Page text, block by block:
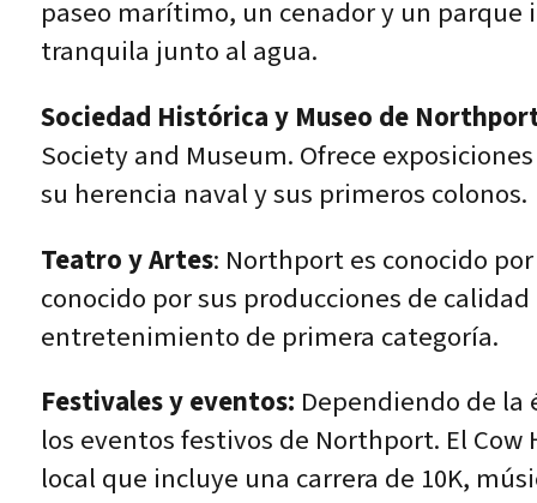
paseo marítimo, un cenador y un
tranquila junto al agua.
Sociedad Histórica y Museo de
Society and Museum. Ofrece
su herencia naval y sus primeros colonos.
Teatro y Artes: Northport es conocido
conocido por sus producciones de
entretenimiento de primera categoría.
Festivales y eventos: Dependiendo de
los eventos festivos de Northport. El
local que incluye una carrera de 10K,